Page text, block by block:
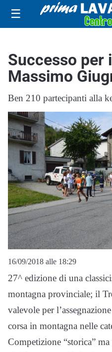
☰
Successo per
Massimo
Ben 210 partecipanti alla
16/09/2018 alle 18:29
27^ edizione di una
montagna provinciale; il
valevole per
corsa in montagna nelle
Competizione “storica”